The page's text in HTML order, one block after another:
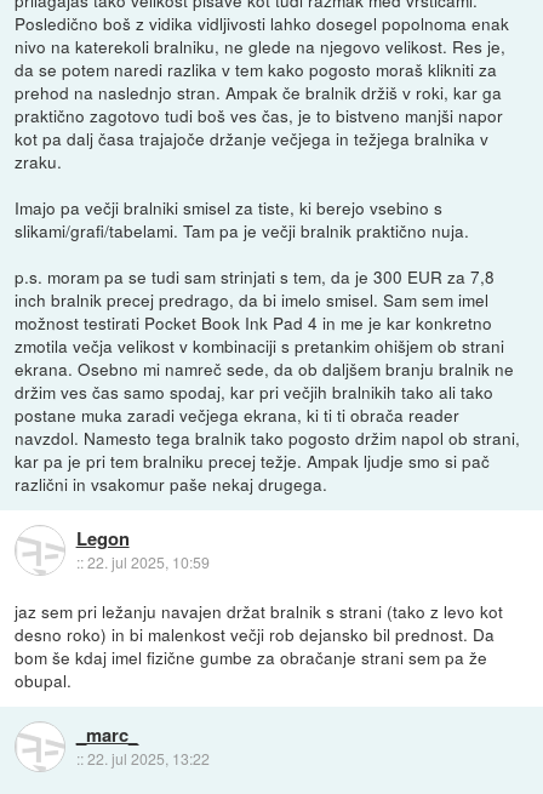
Posledično boš z vidika vidljivosti lahko dosegel popolnoma enak
nivo na katerekoli bralniku, ne glede na njegovo velikost. Res je,
da se potem naredi razlika v tem kako pogosto moraš klikniti za
prehod na naslednjo stran. Ampak če bralnik držiš v roki, kar ga
praktično zagotovo tudi boš ves čas, je to bistveno manjši napor
kot pa dalj časa trajajoče držanje večjega in težjega bralnika v
zraku.
Imajo pa večji bralniki smisel za tiste, ki berejo vsebino s
slikami/grafi/tabelami. Tam pa je večji bralnik praktično nuja.
p.s. moram pa se tudi sam strinjati s tem, da je 300 EUR za 7,8
inch bralnik precej predrago, da bi imelo smisel. Sam sem imel
možnost testirati Pocket Book Ink Pad 4 in me je kar konkretno
zmotila večja velikost v kombinaciji s pretankim ohišjem ob strani
ekrana. Osebno mi namreč sede, da ob daljšem branju bralnik ne
držim ves čas samo spodaj, kar pri večjih bralnikih tako ali tako
postane muka zaradi večjega ekrana, ki ti ti obrača reader
navzdol. Namesto tega bralnik tako pogosto držim napol ob strani,
kar pa je pri tem bralniku precej težje. Ampak ljudje smo si pač
različni in vsakomur paše nekaj drugega.
Legon
::22. jul 2025, 10:59
jaz sem pri ležanju navajen držat bralnik s strani (tako z levo kot
desno roko) in bi malenkost večji rob dejansko bil prednost. Da
bom še kdaj imel fizične gumbe za obračanje strani sem pa že
obupal.
_marc_
::22. jul 2025, 13:22